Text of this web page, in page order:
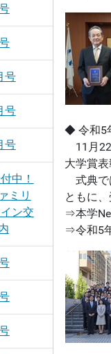
◆ 令和5
11月22
大学賞表
式典で
ともに
⇒本学
⇒令和5
号
号
号
中！
ミリ
ン交